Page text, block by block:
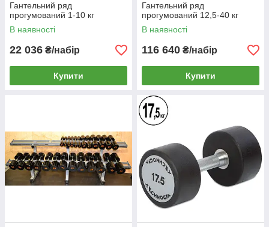
Гантельний ряд
прогумований 1-10 кг
В наявності
22 036 ₴/набір
Купити
Гантельний ряд
прогумований 12,5-40 кг
В наявності
116 640 ₴/набір
Купити